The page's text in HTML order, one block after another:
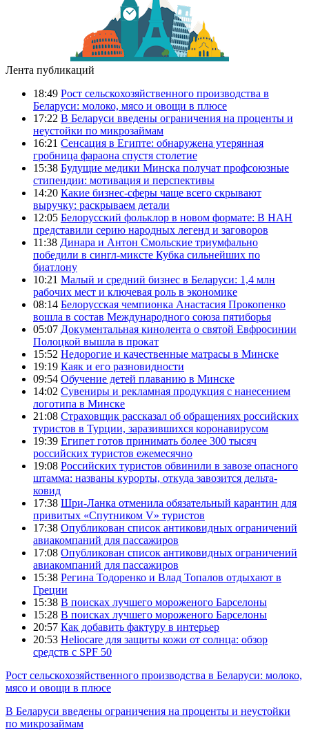
Лента публикаций
18:49 Рост сельскохозяйственного производства в
Беларуси: молоко, мясо и овощи в плюсе
17:22 В Беларуси введены ограничения на проценты и
неустойки по микрозаймам
16:21 Сенсация в Египте: обнаружена утерянная
гробница фараона спустя столетие
15:38 Будущие медики Минска получат профсоюзные
стипендии: мотивация и перспективы
14:20 Какие бизнес-сферы чаще всего скрывают
выручку: раскрываем детали
12:05 Белорусский фольклор в новом формате: В НАН
представили серию народных легенд и заговоров
11:38 Динара и Антон Смольские триумфально
победили в сингл-миксте Кубка сильнейших по
биатлону
10:21 Малый и средний бизнес в Беларуси: 1,4 млн
рабочих мест и ключевая роль в экономике
08:14 Белорусская чемпионка Анастасия Прокопенко
вошла в состав Международного союза пятиборья
05:07 Документальная кинолента о святой Евфросинии
Полоцкой вышла в прокат
15:52 Недорогие и качественные матрасы в Минске
19:19 Каяк и его разновидности
09:54 Обучение детей плаванию в Минске
14:02 Сувениры и рекламная продукция с нанесением
логотипа в Минске
21:08 Страховщик рассказал об обращениях российских
туристов в Турции, заразившихся коронавирусом
19:39 Египет готов принимать более 300 тысяч
российских туристов ежемесячно
19:08 Российских туристов обвинили в завозе опасного
штамма: названы курорты, откуда завозится дельта-
ковид
17:38 Шри-Ланка отменила обязательный карантин для
привитых «Спутником V» туристов
17:38 Опубликован список антиковидных ограничений
авиакомпаний для пассажиров
17:08 Опубликован список антиковидных ограничений
авиакомпаний для пассажиров
15:38 Регина Тодоренко и Влад Топалов отдыхают в
Греции
15:38 В поисках лучшего мороженого Барселоны
15:28 В поисках лучшего мороженого Барселоны
20:57 Как добавить фактуру в интерьер
20:53 Heliocare для защиты кожи от солнца: обзор
средств с SPF 50
Рост сельскохозяйственного производства в Беларуси: молоко,
мясо и овощи в плюсе
В Беларуси введены ограничения на проценты и неустойки
по микрозаймам